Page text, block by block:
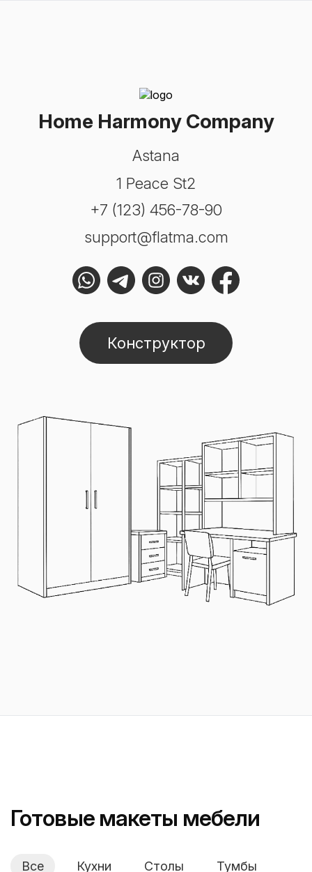
Home Harmony Company
Astana
1 Peace St2
+7 (123) 456-78-90
support@flatma.com
Конструктор
Готовые макеты мебели
Все Кухни Столы Тумбы